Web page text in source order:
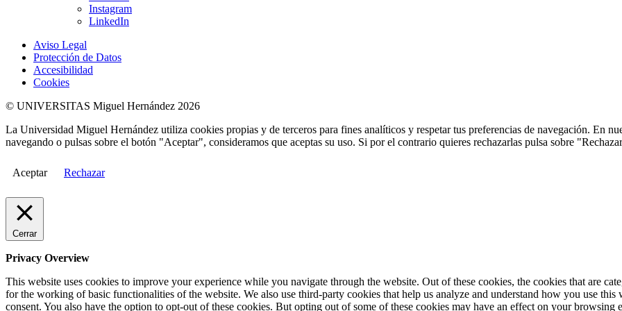
Instagram
LinkedIn
Aviso Legal
Protección de Datos
Accesibilidad
Cookies
© UNIVERSITAS Miguel Hernández 2026
La Universidad Miguel Hernández utiliza cookies propias y de terceros para fines analíticos y respetar tus preferencias de navegación. En
navegando o pulsas sobre el botón "Aceptar", consideramos que aceptas su uso. Si por el contrario quieres rechazarlas pulsa sobre
Aceptar Rechazar
Cerrar
Privacy Overview
This website uses cookies to improve your experience while you navigate through the website. Out of these cookies, the cookies that are
for the working of basic functionalities of the website. We also use third-party cookies that help us analyze and understand how you use
consent. You also have the option to opt-out of these cookies. But opting out of some of these cookies may have an effect on your browsing